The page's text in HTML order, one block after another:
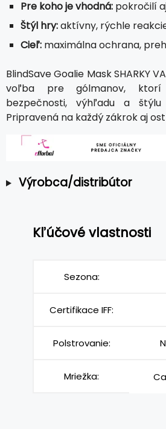
Pre koho je vhodná: pokročilí
Štýl hry:aktívny, rýchle
Cieľ: maximálna ochrana,
BlindSave Goalie Mask SHARKY
voľba pre gólmanov, ktorí
bezpečnosti, výhľadu a štýlu
Pripravená na každý zákrok aj
Výrobca/distribútor
Kľúčové vlastnosti
Sezona:
Certifikace IFF:
Polstrovanie:
Mriežka: